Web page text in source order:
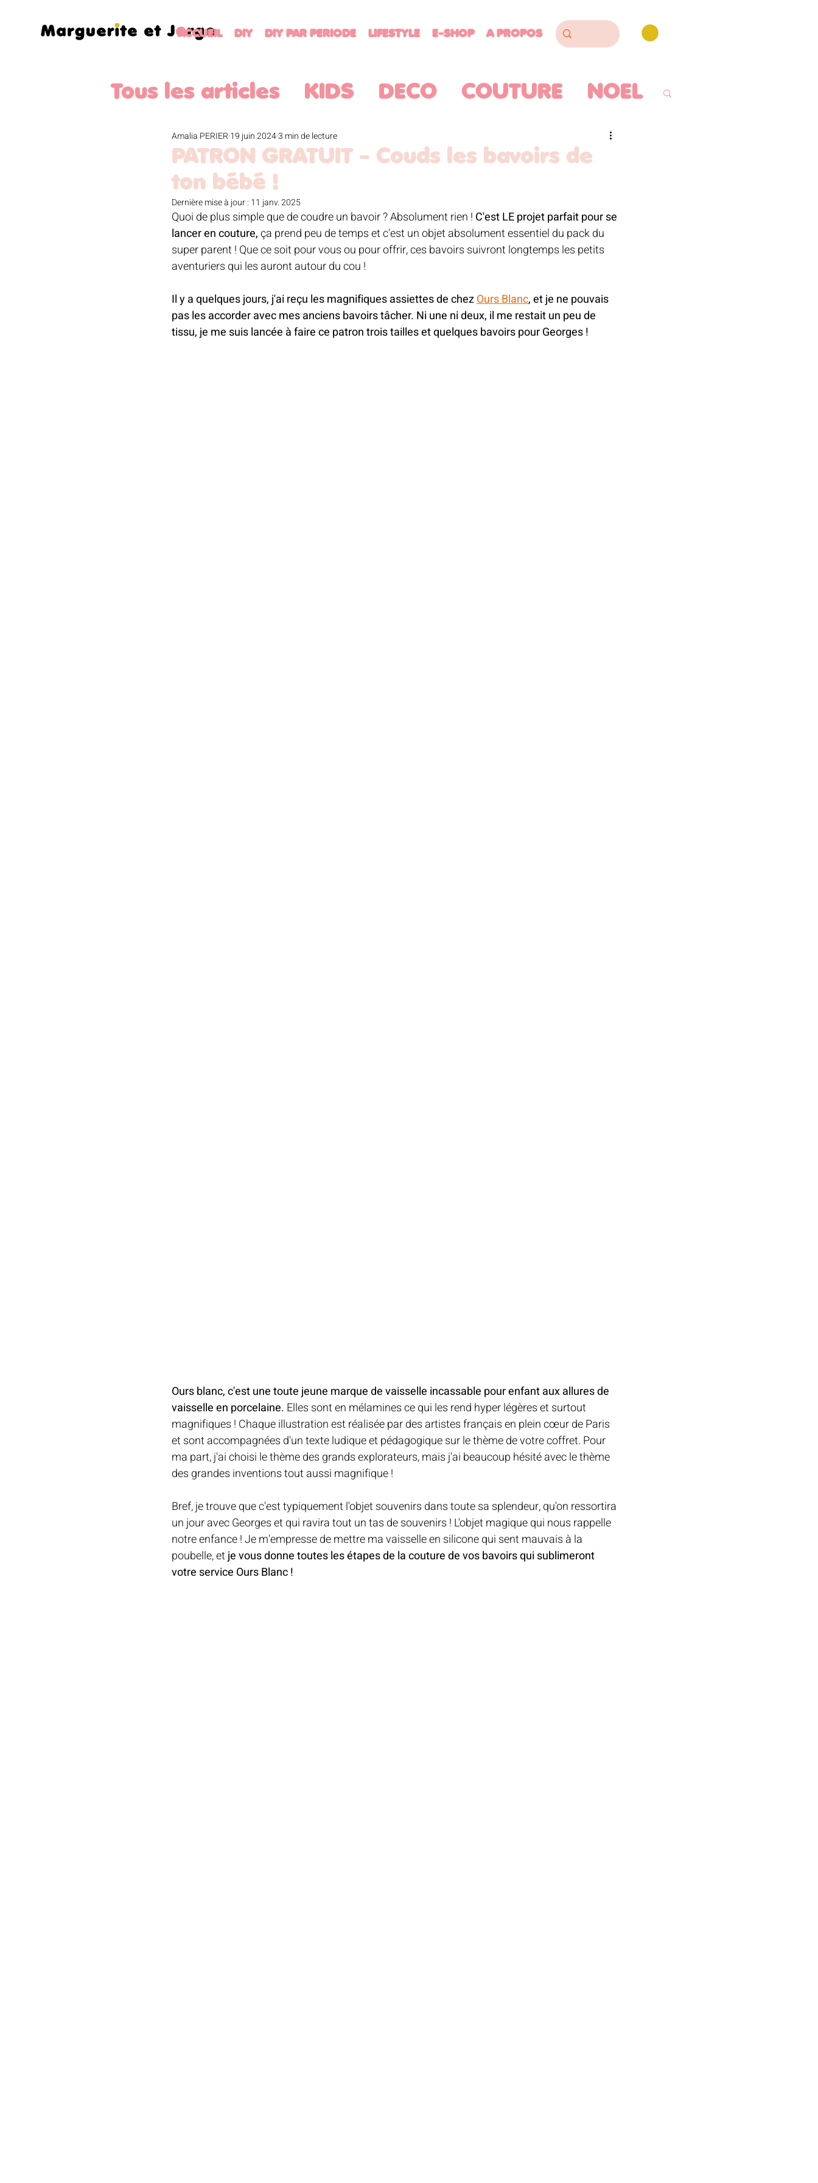
ACCUEIL DIY DIY PAR PERIODE LIFESTYLE E-SHOP A PROPOS
Tous les articles KIDS DECO COUTURE NOEL
PATRONS GRATUITS RECETTES MENUISERIE
PAQUES JARDINAGE
VOYAGE LITTERATURE JEUNESSE BRODERIE
MARIAGE CARNAVAL FETE DES MERES
PATRON GRATUIT - Couds les bavoirs de
ton bébé !
Amalia PERIER 19 juin 20243 min de lecture
Dernière mise à jour : 11 janv. 2025
Quoi de plus simple que de coudre un bavoir ? Absolument rien ! C'est LE projet parfait pour se
lancer en couture, ça prend peu de temps et c'est un objet absolument essentiel du pack du
super parent ! Que ce soit pour vous ou pour offrir, ces bavoirs suivront longtemps les petits
aventuriers qui les auront autour du cou !
Il y a quelques jours, j'ai reçu les magnifiques assiettes de chez Ours Blanc, et je ne pouvais
pas les accorder avec mes anciens bavoirs tâcher. Ni une ni deux, il me restait un peu de
tissu, je me suis lancée à faire ce patron trois tailles et quelques bavoirs pour Georges !
Ours blanc, c'est une toute jeune marque de vaisselle incassable pour enfant aux allures de
vaisselle en porcelaine. Elles sont en mélamines ce qui les rend hyper légères et surtout
magnifiques ! Chaque illustration est réalisée par des artistes français en plein cœur de Paris
et sont accompagnées d'un texte ludique et pédagogique sur le thème de votre coffret. Pour
ma part, j'ai choisi le thème des grands explorateurs, mais j'ai beaucoup hésité avec le thème
des grandes inventions tout aussi magnifique !
Bref, je trouve que c'est typiquement l'objet souvenirs dans toute sa splendeur, qu'on ressortira
un jour avec Georges et qui ravira tout un tas de souvenirs ! L'objet magique qui nous rappelle
notre enfance ! Je m'empresse de mettre ma vaisselle en silicone qui sent mauvais à la
poubelle, et je vous donne toutes les étapes de la couture de vos bavoirs qui sublimeront
votre service Ours Blanc !